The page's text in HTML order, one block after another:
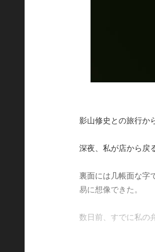
影山修史との旅行か
深夜、私が店から戻
裏面には几帳面な字
易に想像できた。
数日前、すでに私の